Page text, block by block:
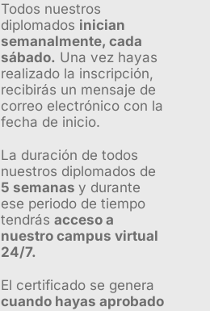
Todos nuestros
diplomados inician
semanalmente, cada
sábado. Una vez hayas
realizado la inscripción,
recibirás un mensaje de
correo electrónico con la
fecha de inicio.
La duración de todos
nuestros diplomados de
5 semanas y durante
ese periodo de tiempo
tendrás acceso a
nuestro campus virtual
24/7.
El certificado se genera
cuando hayas aprobado